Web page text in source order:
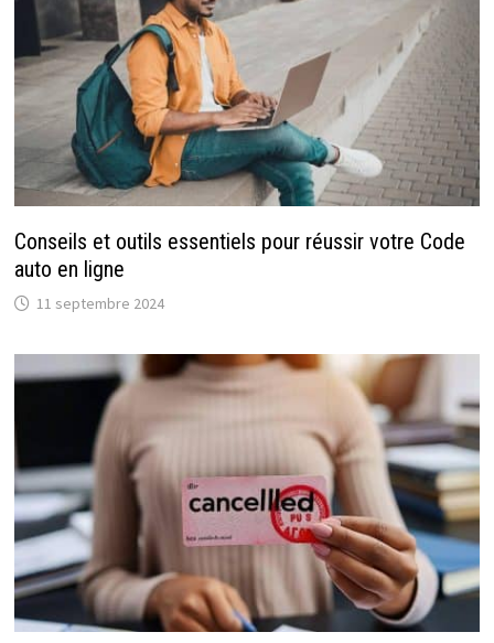
Conseils et outils essentiels pour réussir votre Code
auto en ligne
11 septembre 2024